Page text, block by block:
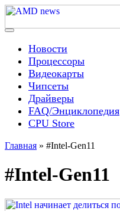
Skip
content
AMD news
Menu
Новости
Процессоры
Видеокарты
Чипсеты
Драйверы
FAQ/Энциклопедия
CPU Store
Главная » #Intel-Gen11
#Intel-Gen11